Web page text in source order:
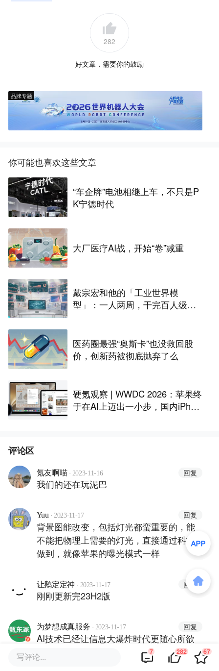
282
好文章，需要你的鼓励
品牌专题
你可能也喜欢这些文章
“车企牌”电池相继上车，不只是P
K宁德时代
大厂医疗AI战，开始“卷”减重
戴宗宏和他的「工业世界模
型」：一人两周，干完百人级定
医药圈最强“奥斯卡”也没救回股
价，创新药被彻底抛弃了么
硬氪观察 | WWDC 2026：苹果终
于在AI上迈出一小步，国内iPhon
评论区
氪友啊喵 · 2023-11-16 回复
我们的还在玩泥巴
Yuu · 2023-11-17 回复
背景图能改变，包括灯光都蛮重要的，能
不能把物理上需要的灯光，直接通过科技
做到，就像苹果的曝光模式一样
让鹅定定神 · 2023-11-17 回复
刚刚更新完23H2版
为梦想成真服务 · 2023-11-17 回复
AI技术已经让信息大爆炸时代更随心所欲
地为我们所用，可是在二手房交易市场却
还保留着中介“传话筒”的方式沟通，依旧有
写评论... 7 282 67